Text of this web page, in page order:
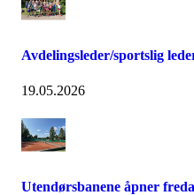
Avdelingsleder/sportslig
19.05.2026
Utendørsbanene åpner